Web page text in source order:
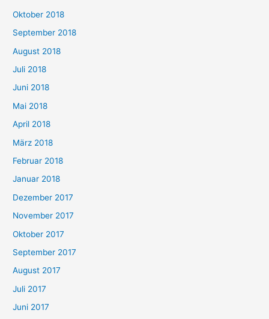
Oktober 2018
September 2018
August 2018
Juli 2018
Juni 2018
Mai 2018
April 2018
März 2018
Februar 2018
Januar 2018
Dezember 2017
November 2017
Oktober 2017
September 2017
August 2017
Juli 2017
Juni 2017